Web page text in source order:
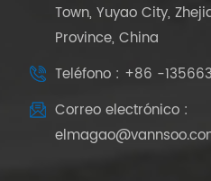
Town, Yuyao City,
Province, China
Teléfono : +86 -
Correo electrónico :